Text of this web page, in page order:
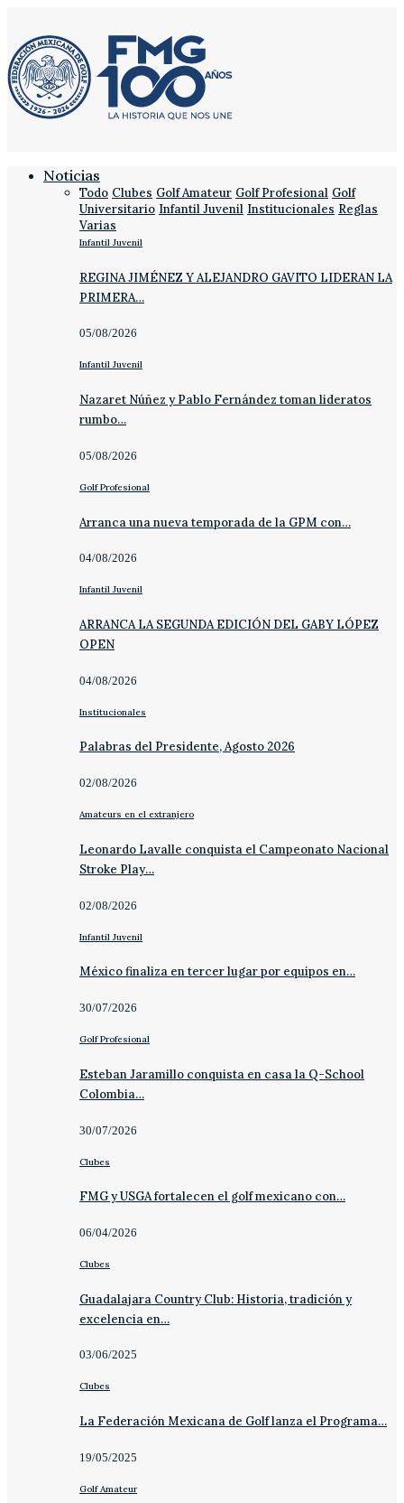
Noticias
Todo Clubes Golf Amateur Golf Profesional Golf
Universitario Infantil Juvenil Institucionales Reglas
Varias
Infantil Juvenil
REGINA JIMÉNEZ Y ALEJANDRO GAVITO LIDERAN LA
PRIMERA…
05/08/2026
Infantil Juvenil
Nazaret Núñez y Pablo Fernández toman lideratos
rumbo…
05/08/2026
Golf Profesional
Arranca una nueva temporada de la GPM con…
04/08/2026
Infantil Juvenil
ARRANCA LA SEGUNDA EDICIÓN DEL GABY LÓPEZ
OPEN
04/08/2026
Institucionales
Palabras del Presidente, Agosto 2026
02/08/2026
Amateurs en el extranjero
Leonardo Lavalle conquista el Campeonato Nacional
Stroke Play…
02/08/2026
Infantil Juvenil
México finaliza en tercer lugar por equipos en…
30/07/2026
Golf Profesional
Esteban Jaramillo conquista en casa la Q-School
Colombia…
30/07/2026
Clubes
FMG y USGA fortalecen el golf mexicano con…
06/04/2026
Clubes
Guadalajara Country Club: Historia, tradición y
excelencia en…
03/06/2025
Clubes
La Federación Mexicana de Golf lanza el Programa…
19/05/2025
Golf Amateur